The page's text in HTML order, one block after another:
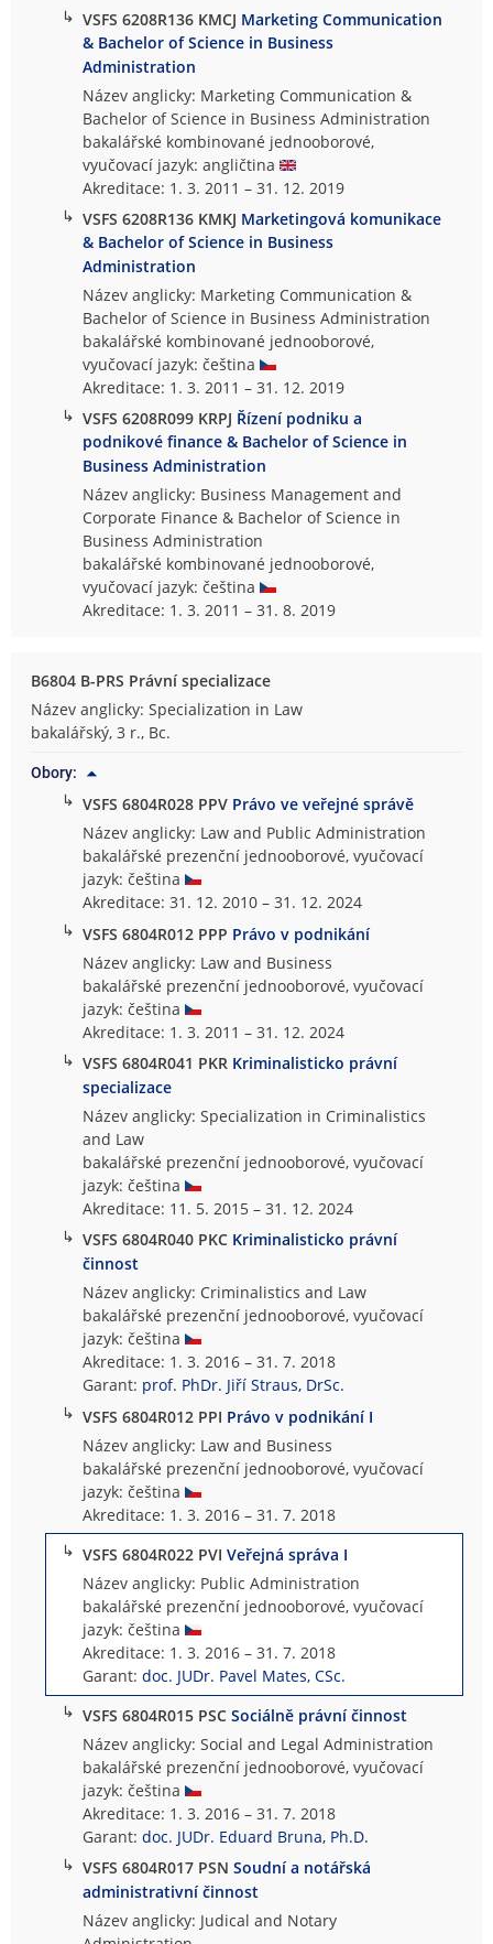
↳ VSFS 6208R136 KMCJ Marketing Communication
& Bachelor of Science in Business
Administration
Název anglicky: Marketing Communication &
Bachelor of Science in Business Administration
bakalářské kombinované jednooborové,
vyučovací jazyk: angličtina
Akreditace: 1. 3. 2011 – 31. 12. 2019
↳ VSFS 6208R136 KMKJ Marketingová komunikace
& Bachelor of Science in Business
Administration
Název anglicky: Marketing Communication &
Bachelor of Science in Business Administration
bakalářské kombinované jednooborové,
vyučovací jazyk: čeština
Akreditace: 1. 3. 2011 – 31. 12. 2019
↳ VSFS 6208R099 KRPJ Řízení podniku a
podnikové finance & Bachelor of Science in
Business Administration
Název anglicky: Business Management and
Corporate Finance & Bachelor of Science in
Business Administration
bakalářské kombinované jednooborové,
vyučovací jazyk: čeština
Akreditace: 1. 3. 2011 – 31. 8. 2019
B6804 B-PRS Právní specializace
Název anglicky: Specialization in Law
bakalářský, 3 r., Bc.
Obory:
↳ VSFS 6804R028 PPV Právo ve veřejné správě
Název anglicky: Law and Public Administration
bakalářské prezenční jednooborové, vyučovací
jazyk: čeština
Akreditace: 31. 12. 2010 – 31. 12. 2024
↳ VSFS 6804R012 PPP Právo v podnikání
Název anglicky: Law and Business
bakalářské prezenční jednooborové, vyučovací
jazyk: čeština
Akreditace: 1. 3. 2011 – 31. 12. 2024
↳ VSFS 6804R041 PKR Kriminalisticko právní
specializace
Název anglicky: Specialization in Criminalistics
and Law
bakalářské prezenční jednooborové, vyučovací
jazyk: čeština
Akreditace: 11. 5. 2015 – 31. 12. 2024
↳ VSFS 6804R040 PKC Kriminalisticko právní
činnost
Název anglicky: Criminalistics and Law
bakalářské prezenční jednooborové, vyučovací
jazyk: čeština
Akreditace: 1. 3. 2016 – 31. 7. 2018
Garant: prof. PhDr. Jiří Straus, DrSc.
↳ VSFS 6804R012 PPI Právo v podnikání I
Název anglicky: Law and Business
bakalářské prezenční jednooborové, vyučovací
jazyk: čeština
Akreditace: 1. 3. 2016 – 31. 7. 2018
↳ VSFS 6804R022 PVIVeřejná správa I
Název anglicky: Public Administration
bakalářské prezenční jednooborové, vyučovací
jazyk: čeština
Akreditace: 1. 3. 2016 – 31. 7. 2018
Garant:doc. JUDr. Pavel Mates, CSc.
↳ VSFS 6804R015 PSCSociálně právní činnost
Název anglicky: Social and Legal Administration
bakalářské prezenční jednooborové, vyučovací
jazyk: čeština
Akreditace: 1. 3. 2016 – 31. 7. 2018
Garant:doc. JUDr. Eduard Bruna, Ph.D.
↳ VSFS 6804R017 PSNSoudní a notářská
administrativní činnost
Název anglicky: Judical and Notary